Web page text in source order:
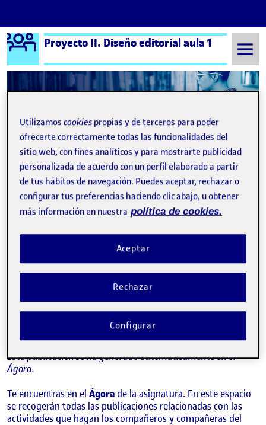
Saltar al contenido
Logo Ágora
Proyecto II. Diseño editorial aula 1
Semestre 20221 - Aula 1 ¡Bienvenidos y bienvenidas!
Navegación de entradas
Siguiente
Publicado por¡Bienvenidos y bienvenidas!
Esta publicación se ha generado automáticamente en el
Ágora.
Te encuentras en el Ágora de la asignatura. En este espacio
se recogerán todas las publicaciones relacionadas con las
actividades que hagan los compañeros y compañeras del
Utilizamoscookies propias y de terceros para poder
ofrecerte correctamente todas las funcionalidades del
sitio web, con fines analíticos y para mostrarte publicidad
personalizada de acuerdo con un perfil elaborado a partir
de tus hábitos de navegación. Puedes aceptar, rechazar o
configurar tus preferencias haciendo clic abajo, u obtener
más información en nuestra política de cookies.
Rechazar
Aceptar
Configurar